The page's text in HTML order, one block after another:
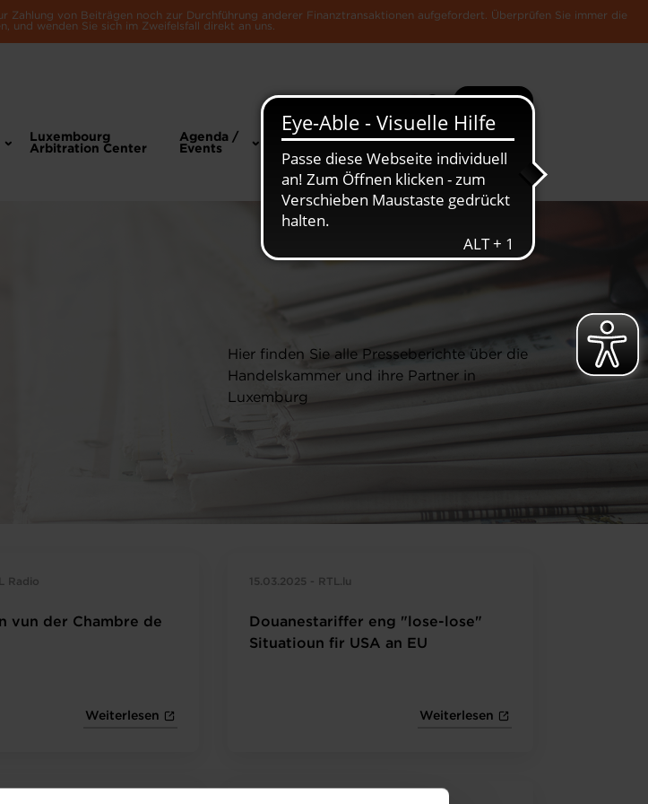
Zahlung von Beiträgen noch zur Durchführung anderer Finanztransaktionen aufgefordert. Überprüfen Sie immer die
und wenden Sie sich im Zweifelsfall direkt an uns.
Suche Mehr
Luxembourg
Arbitration Center
Agenda /
Events
News &
Die Luxemburger
Hier finden Sie alle Presseberichte über die
Handelskammer und ihre Partner in
Luxemburg
Radio
vun der Chambre de
Weiterlesen
15.03.2025 - RTL.lu
Douanestariffer eng "lose-lose"
Situatioun fir USA an EU
Weiterlesen